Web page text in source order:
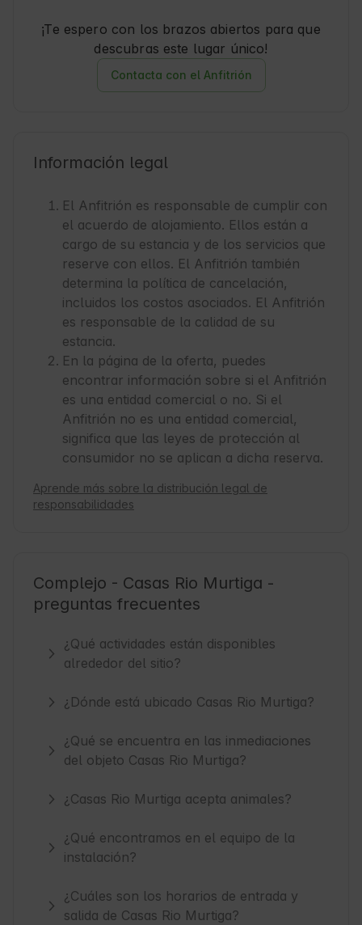
¡Te espero con los brazos abiertos para que
descubras este lugar único!
Contacta con el Anfitrión
Información legal
El Anfitrión es responsable de cumplir con
el acuerdo de alojamiento. Ellos están a
cargo de su estancia y de los servicios que
reserve con ellos. El Anfitrión también
determina la política de cancelación,
incluidos los costos asociados. El Anfitrión
es responsable de la calidad de su
estancia.
En la página de la oferta, puedes
encontrar información sobre si el Anfitrión
es una entidad comercial o no. Si el
Anfitrión no es una entidad comercial,
significa que las leyes de protección al
consumidor no se aplican a dicha reserva.
Aprende más sobre la distribución legal de
responsabilidades
Complejo - Casas Rio Murtiga -
preguntas frecuentes
¿Qué actividades están disponibles
alrededor del sitio?
¿Dónde está ubicado Casas Rio Murtiga?
¿Qué se encuentra en las inmediaciones
del objeto Casas Rio Murtiga?
¿Casas Rio Murtiga acepta animales?
¿Qué encontramos en el equipo de la
instalación?
¿Cuáles son los horarios de entrada y
salida de Casas Rio Murtiga?